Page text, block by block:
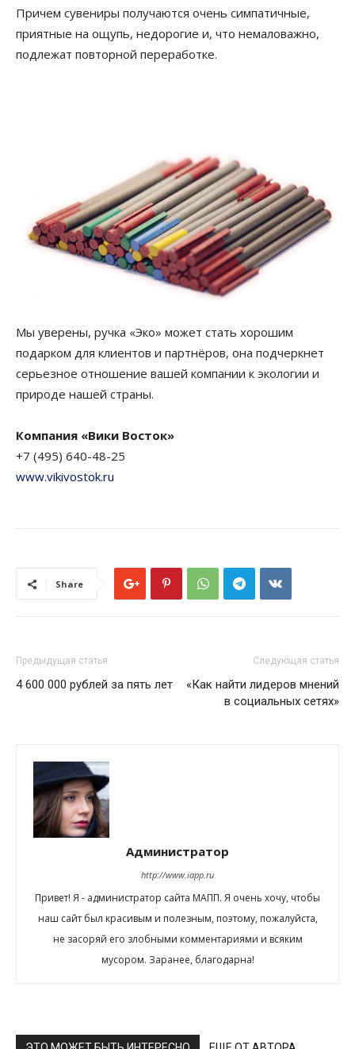
Причем сувениры получаются очень симпатичные,
приятные на ощупь, недорогие и, что немаловажно,
подлежат повторной переработке.
Мы уверены, ручка «Эко» может стать хорошим
подарком для клиентов и партнёров, она подчеркнет
серьезное отношение вашей компании к экологии и
природе нашей страны.
Компания «Вики Восток»
+7 (495) 640-48-25
www.vikivostok.ru
Share
Предыдущая статья
4 600 000 рублей за пять лет
Следующая статья
«Как найти лидеров мнений
в социальных сетях»
Администратор
http://www.iapp.ru
Привет! Я - администратор сайта МАПП. Я очень хочу, чтобы
наш сайт был красивым и полезным, поэтому, пожалуйста,
не засоряй его злобными комментариями и всяким
мусором. Заранее, благодарна!